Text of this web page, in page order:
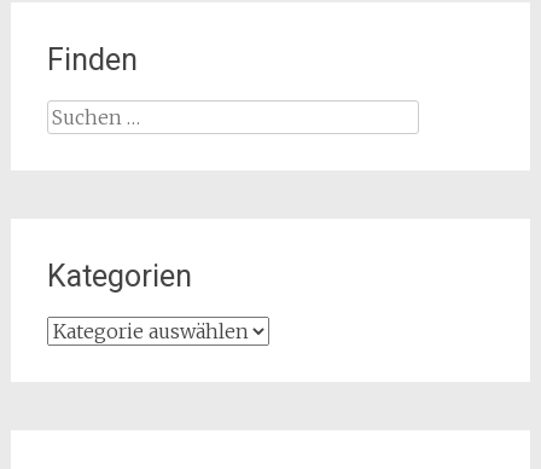
Finden
Suchen
Kategorien
Kategorien